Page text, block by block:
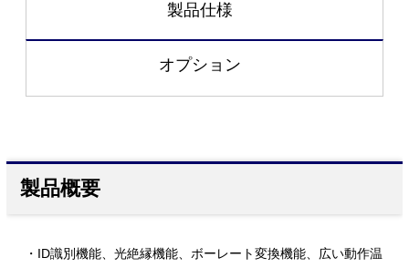
製品仕様
オプション
製品概要
・ID識別機能、光絶縁機能、ボーレート変換機能、広い動作温